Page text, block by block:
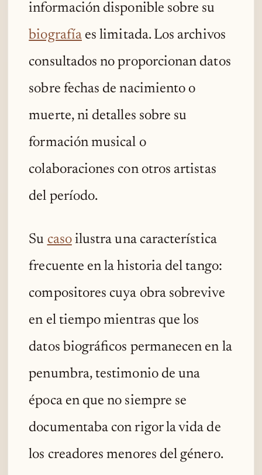
información disponible sobre su
biografíaes limitada. Los archivos
consultados no proporcionan datos
sobre fechas de nacimiento o
muerte, ni detalles sobre su
formación musical o
colaboraciones con otros artistas
del período.
Su casoilustra una característica
frecuente en la historia del tango:
compositores cuya obra sobrevive
en el tiempo mientras que los
datos biográficos permanecen en la
penumbra, testimonio de una
época en que no siempre se
documentaba con rigor la vida de
los creadores menores del género.